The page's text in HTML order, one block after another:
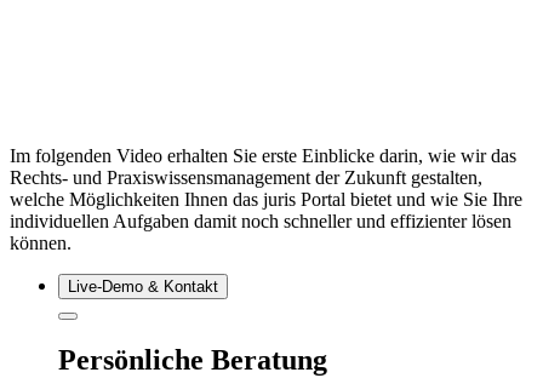
Im folgenden Video erhalten Sie erste Einblicke darin, wie wir das
Rechts- und Praxiswissensmanagement der Zukunft gestalten,
welche Möglichkeiten Ihnen das juris Portal bietet und wie Sie Ihre
individuellen Aufgaben damit noch schneller und effizienter lösen
können.
Live‑Demo & Kontakt
Persönliche Beratung